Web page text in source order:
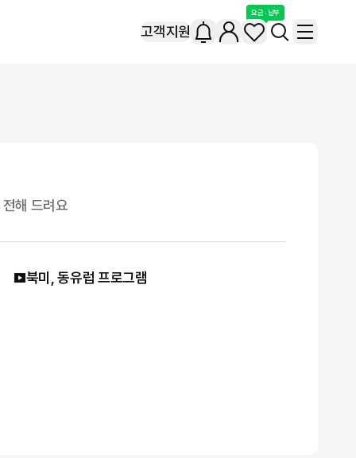
고객지원
요금 · 납부
해 드려요
북미, 동유럽 프로그램